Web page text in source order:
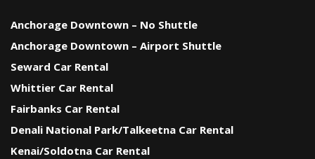
Anchorage Downtown – No Shuttle
Anchorage Downtown – Airport Shuttle
Seward Car Rental
Whittier Car Rental
Fairbanks Car Rental
Denali National Park/Talkeetna Car Rental
Kenai/Soldotna Car Rental